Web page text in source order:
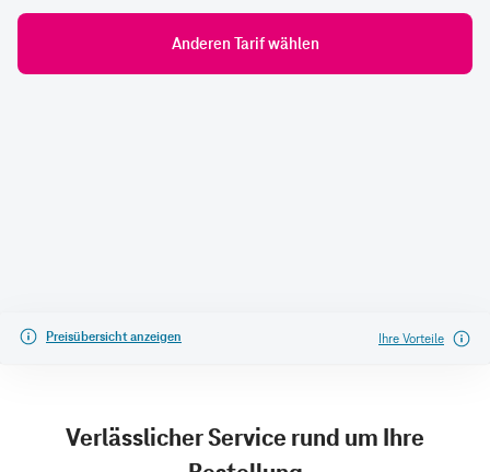
Anderen Tarif wählen
Preisübersicht anzeigen Ihre Vorteile